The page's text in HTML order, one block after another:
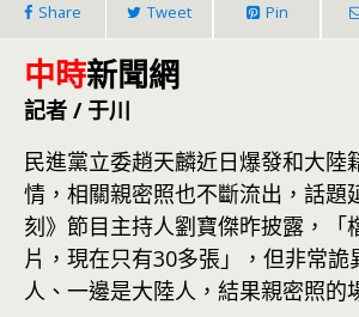
Share Tweet Pin
中時新聞網
記者 / 于川
民進黨立委趙天麟近日爆發和大陸
情，相關親密照也不斷流出，話題
刻》節目主持人劉寶傑昨披露，「
片，現在只有30多張」，但非常詭
人、一邊是大陸人，結果親密照的